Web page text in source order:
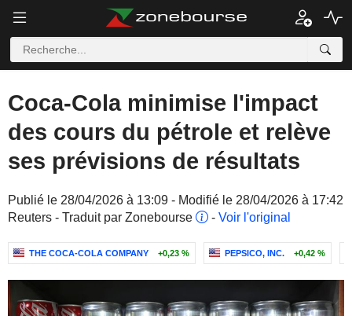
Coca-Cola minimise l'impact
des cours du pétrole et relève
ses prévisions de résultats
Publié le 28/04/2026 à 13:09 - Modifié le 28/04/2026 à 17:42
Reuters - Traduit par Zonebourse
- Voir l'original
THE COCA-COLA COMPANY +0,23 % PEPSICO, INC. +0,42 %